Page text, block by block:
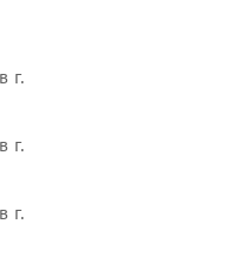
г.
г.
г.